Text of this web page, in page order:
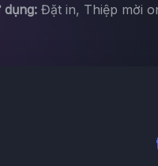
Đặt in, Thiệp mời